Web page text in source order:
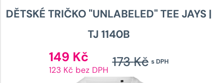
DĚTSKÉ TRIČKO "UNLABELED" TEE JAYS |
TJ 1140B
s DPH
173Kč
149 Kč cena
je:
123 Kč bez DPH